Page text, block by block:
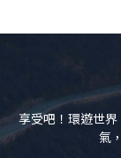
享受吧！環遊世
氣